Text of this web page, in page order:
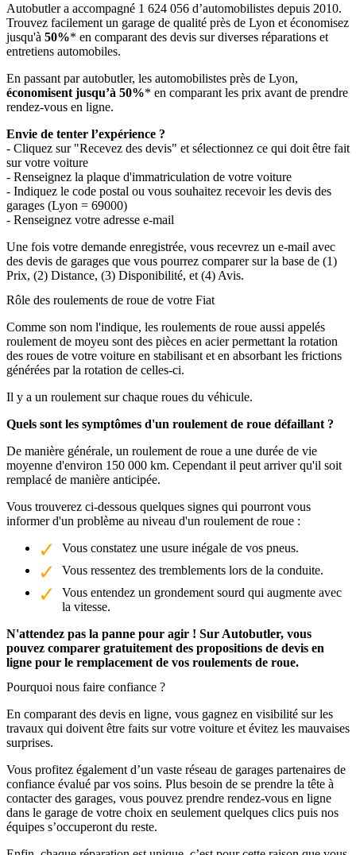
Autobutler a accompagné 1 624 056 d’automobilistes depuis 2010.
Trouvez facilement un garage de qualité près de Lyon et économisez
jusqu'à 50%* en comparant des devis sur diverses réparations et
entretiens automobiles.
En passant par autobutler, les automobilistes près de Lyon,
économisent jusqu’à 50%* en comparant les prix avant de prendre
rendez-vous en ligne.
Envie de tenter l’expérience ?
- Cliquez sur "Recevez des devis" et sélectionnez ce qui doit être fait
sur votre voiture
- Renseignez la plaque d'immatriculation de votre voiture
- Indiquez le code postal ou vous souhaitez recevoir les devis des
garages (Lyon = 69000)
- Renseignez votre adresse e-mail
Une fois votre demande enregistrée, vous recevrez un e-mail avec
des devis de garages que vous pourrez comparer sur la base de (1)
Prix, (2) Distance, (3) Disponibilité, et (4) Avis.
Rôle des roulements de roue de votre Fiat
Comme son nom l'indique, les roulements de roue aussi appelés
roulement de moyeu sont des pièces en acier permettant la rotation
des roues de votre voiture en stabilisant et en absorbant les frictions
générées par la rotation de celles-ci.
Il y a un roulement sur chaque roues du véhicule.
Quels sont les symptômes d'un roulement de roue défaillant ?
De manière générale, un roulement de roue a une durée de vie
moyenne d'environ 150 000 km. Cependant il peut arriver qu'il soit
remplacé de manière anticipée.
Vous trouverez ci-dessous quelques signes qui pourront vous
informer d'un problème au niveau d'un roulement de roue :
Vous constatez une usure inégale de vos pneus.
Vous ressentez des tremblements lors de la conduite.
Vous entendez un grondement sourd qui augmente avec
la vitesse.
N'attendez pas la panne pour agir ! Sur Autobutler, vous
pouvez comparer gratuitement des propositions de devis en
ligne pour le remplacement de vos roulements de roue.
Pourquoi nous faire confiance ?
En comparant des devis en ligne, vous gagnez en visibilité sur les
travaux qui doivent être faits sur votre voiture et évitez les mauvaises
surprises.
Vous profitez également d’un vaste réseau de garages partenaires de
confiance évalué par vos soins. Plus besoin de se prendre la tête à
contacter des garages, vous pouvez prendre rendez-vous en ligne
dans le garage de votre choix en seulement quelques clics puis nos
équipes s’occuperont du reste.